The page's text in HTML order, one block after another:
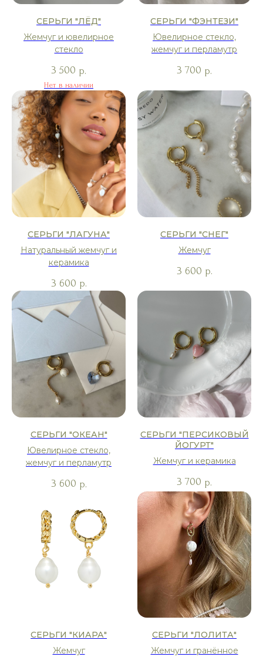
СЕРЬГИ "ЛЁД"
Жемчуг и ювелирное
стекло
3 500 р.
Нет в наличии
СЕРЬГИ "ФЭНТЕЗИ"
Ювелирное стекло,
жемчуг и перламутр
3 700 р.
СЕРЬГИ "ЛАГУНА"
Натуральный жемчуг и
керамика
3 600 р.
СЕРЬГИ "СНЕГ"
Жемчуг
3 600 р.
СЕРЬГИ "ОКЕАН"
Ювелирное стекло,
жемчуг и перламутр
3 600 р.
СЕРЬГИ "ПЕРСИКОВЫЙ
ЙОГУРТ"
Жемчуг и керамика
3 700 р.
СЕРЬГИ "КИАРА"
Жемчуг
СЕРЬГИ "ЛОЛИТА"
Жемчуг и гранённое